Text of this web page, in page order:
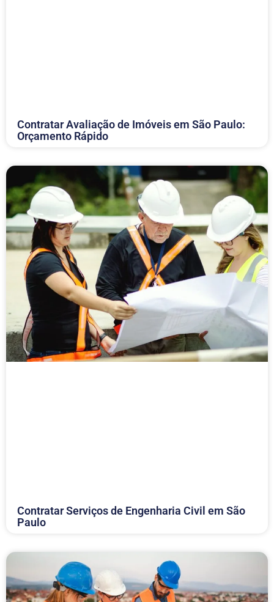
Contratar Avaliação de Imóveis em São Paulo:
Orçamento Rápido
Contratar Serviços de Engenharia Civil em São
Paulo